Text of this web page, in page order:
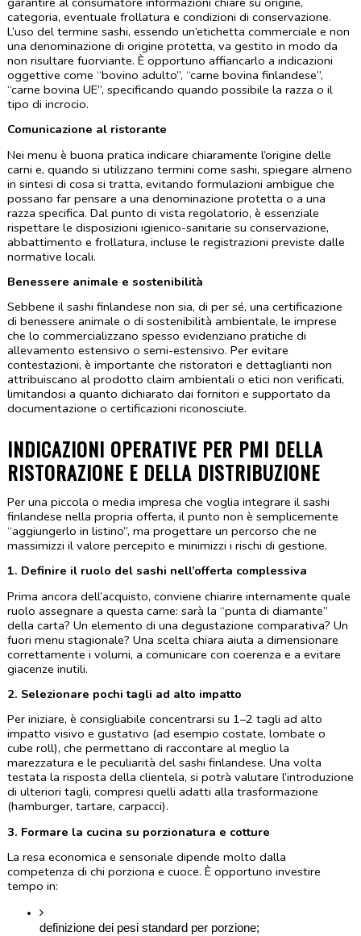
categoria, eventuale frollatura e condizioni di conservazione.
L’uso del termine sashi, essendo un’etichetta commerciale e non
una denominazione di origine protetta, va gestito in modo da
non risultare fuorviante. È opportuno affiancarlo a indicazioni
oggettive come “bovino adulto”, “carne bovina finlandese”,
“carne bovina UE”, specificando quando possibile la razza o il
tipo di incrocio.
Comunicazione al ristorante
Nei menu è buona pratica indicare chiaramente l’origine delle
carni e, quando si utilizzano termini come sashi, spiegare almeno
in sintesi di cosa si tratta, evitando formulazioni ambigue che
possano far pensare a una denominazione protetta o a una
razza specifica. Dal punto di vista regolatorio, è essenziale
rispettare le disposizioni igienico-sanitarie su conservazione,
abbattimento e frollatura, incluse le registrazioni previste dalle
normative locali.
Benessere animale e sostenibilità
Sebbene il sashi finlandese non sia, di per sé, una certificazione
di benessere animale o di sostenibilità ambientale, le imprese
che lo commercializzano spesso evidenziano pratiche di
allevamento estensivo o semi-estensivo. Per evitare
contestazioni, è importante che ristoratori e dettaglianti non
attribuiscano al prodotto claim ambientali o etici non verificati,
limitandosi a quanto dichiarato dai fornitori e supportato da
documentazione o certificazioni riconosciute.
INDICAZIONI OPERATIVE PER PMI DELLA
RISTORAZIONE E DELLA DISTRIBUZIONE
Per una piccola o media impresa che voglia integrare il sashi
finlandese nella propria offerta, il punto non è semplicemente
“aggiungerlo in listino”, ma progettare un percorso che ne
massimizzi il valore percepito e minimizzi i rischi di gestione.
1. Definire il ruolo del sashi nell’offerta complessiva
Prima ancora dell’acquisto, conviene chiarire internamente quale
ruolo assegnare a questa carne: sarà la “punta di diamante”
della carta? Un elemento di una degustazione comparativa? Un
fuori menu stagionale? Una scelta chiara aiuta a dimensionare
correttamente i volumi, a comunicare con coerenza e a evitare
giacenze inutili.
2. Selezionare pochi tagli ad alto impatto
Per iniziare, è consigliabile concentrarsi su 1–2 tagli ad alto
impatto visivo e gustativo (ad esempio costate, lombate o
cube roll), che permettano di raccontare al meglio la
marezzatura e le peculiarità del sashi finlandese. Una volta
testata la risposta della clientela, si potrà valutare l’introduzione
di ulteriori tagli, compresi quelli adatti alla trasformazione
(hamburger, tartare, carpacci).
3. Formare la cucina su porzionatura e cotture
La resa economica e sensoriale dipende molto dalla
competenza di chi porziona e cuoce. È opportuno investire
tempo in:
definizione dei pesi standard per porzione;